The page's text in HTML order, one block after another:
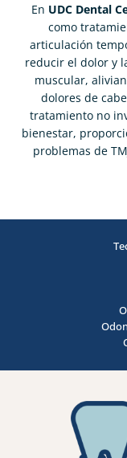
En UDC Dental
como
articulación
reducir el dolor y
muscular,
dolores de
tratamiento no
bienestar,
problemas de